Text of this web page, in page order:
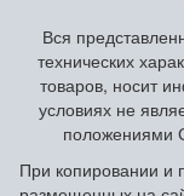
Вся
технических
товаров, носит
условиях не
положениями
При копировании и